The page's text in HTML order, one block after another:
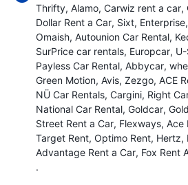
Thrifty Alamo Carwiz rent a car
Dollar Rent a Car Sixt Enterprise
Omaish Autounion Car Rental
SurPrice car rentals Europcar
Payless Car Rental Abbycar
Green Motion Avis Zezgo ACE
NÜ Car Rentals Cargini Right
National Car Rental Goldcar
Street Rent a Car Flexways Ace
Target Rent Optimo Rent Hertz
Advantage Rent a Car Fox Rent
.